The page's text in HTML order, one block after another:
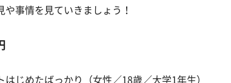
や事情を見ていきましょう！
はじめたばっかり（女性／18歳／大学1年生）